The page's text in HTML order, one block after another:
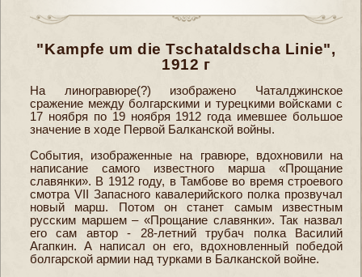
"Kampfe um die Tschataldscha Linie",
1912 г
На линогравюре(?) изображено Чаталджинское
сражение между болгарскими и турецкими войсками с
17 ноября по 19 ноября 1912 года имевшее большое
значение в ходе Первой Балканской войны.
События, изображенные на гравюре, вдохновили на
написание самого известного марша «Прощание
славянки». В 1912 году, в Тамбове во время строевого
смотра VІІ Запасного кавалерийского полка прозвучал
новый марш. Потом он станет самым известным
русским маршем – «Прощание славянки». Так назвал
его сам автор - 28-летний трубач полка Василий
Агапкин. А написал он его, вдохновленный победой
болгарской армии над турками в Балканской войне.